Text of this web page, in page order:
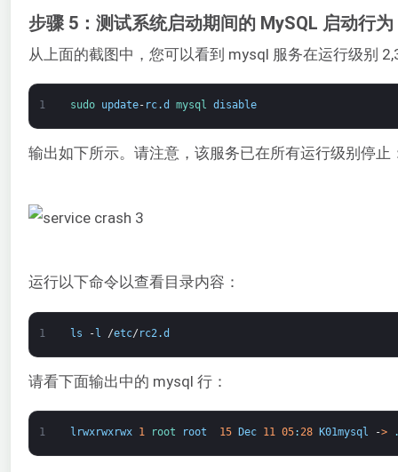
步骤 5：测试系统启动期间的 MySQL 启动行为
从上面的截图中，您可以看到 mysql 服务在运行级别
1 sudo update- rc.d mysql disable
输出如下所示。请注意，该服务已在所有运行级别停止
运行以下命令以查看目录内容：
1 ls -l /etc/ rc2 .d
请看下面输出中的 mysql 行：
1 lrwxrwxrwx 1 root root 15 Dec 11 05:28 K01mysql ->